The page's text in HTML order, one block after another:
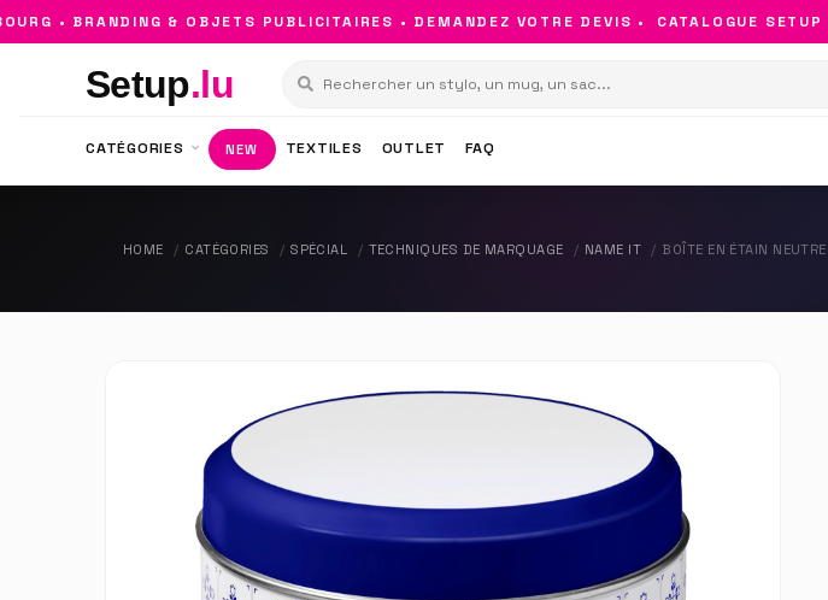
• BRANDING & OBJETS PUBLICITAIRES • DEMANDEZ VOTRE DEVIS • CATALOGUE SETUP
Setup.lu
CATÉGORIES NEW TEXTILES OUTLET FAQ
HOME CATÉGORIES SPÉCIAL TECHNIQUES DE MARQUAGE NAME IT BOÎTE EN ÉTAIN